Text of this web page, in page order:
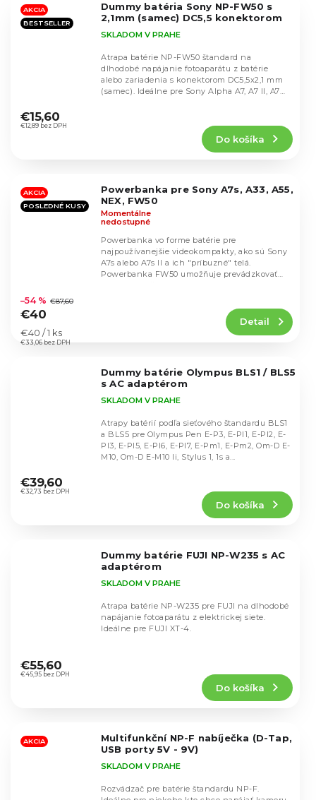
hviezdičiek.
AKCIA
BESTSELLER
Dummy batéria Sony NP-FW50 s
2,1mm (samec) DC5,5 konektorom
hodnotenie
produktu
hviezdičiek.
SKLADOM V PRAHE
€12,89 bez DPH
€15,60
Do košíka
Atrapa batérie NP-FW50 štandard na
dlhodobé napájanie fotoaparátu z batérie
alebo zariadenia s konektorom DC5,5x2,1 mm
(samec). Ideálne pre Sony Alpha A7, A7 II, A7R,
AKCIA
POSLEDNÉ KUSY
Powerbanka pre Sony A7s, A33, A55,
NEX, FW50
hodnotenie
produktu
4,7
Momentálne
nedostupné
€33,06 bez DPH
–54 % €87,60
€40
Jednotková
cena:
€40 / 1 ks
Detail
Powerbanka vo forme batérie pre
najpoužívanejšie videokompakty, ako sú Sony
A7s alebo A7s II a ich "príbuzné" telá.
Powerbanka FW50 umožňuje prevádzkovať
Dummy batérie Olympus BLS1 / BLS5
s AC adaptérom
hodnotenie
produktu
SKLADOM V PRAHE
€32,73 bez DPH
€39,60
Do košíka
Atrapy batérií podľa sieťového štandardu BLS1
a BLS5 pre Olympus Pen E-P3, E-Pl1, E-Pl2, E-
Pl3, E-Pl5, E-Pl6, E-Pl7, E-Pm1, E-Pm2, Om-D E-
M10, Om-D E-M10 Ii, Stylus 1, 1s a...
Dummy batérie FUJI NP-W235 s AC
adaptérom
hodnotenie
produktu
hviezdičiek.
SKLADOM V PRAHE
€45,95 bez DPH
€55,60
Do košíka
Atrapa batérie NP-W235 pre FUJI na dlhodobé
napájanie fotoaparátu z elektrickej siete.
Ideálne pre FUJI XT-4.
AKCIA
Multifunkční NP-F nabíječka (D-Tap,
USB porty 5V - 9V)
SKLADOM V PRAHE
Rozvádzač pre batérie štandardu NP-F.